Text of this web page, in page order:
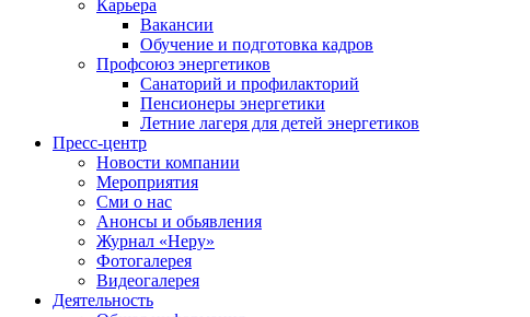
Карьера
Вакансии
Обучение и подготовка кадров
Профсоюз энергетиков
Санаторий и профилакторий
Пенсионеры энергетики
Летние лагеря для детей энергетиков
Пресс-центр
Новости компании
Мероприятия
Сми о нас
Анонсы и обьявления
Журнал «Неру»
Фотогалерея
Видеогалерея
Деятельность